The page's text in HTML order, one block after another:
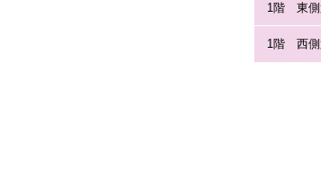
1階 東側
1階 西側